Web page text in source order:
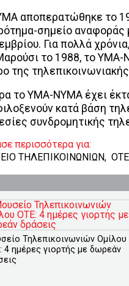
αποπερατώθηκε το
σημείο
Για πολλά
το 1988, το ΥΜΑ-
της
το ΥΜΑ-ΝΥΜΑ έχει
κατά βάση
συνδρομητικής
περισσότερα για:
ΤΗΛΕΠΙΚΟΙΝΩΝΙΩΝ, OTE
Τηλεπικοινωνιών Ομίλου
4 ημέρες γιορτής με δωρεάν